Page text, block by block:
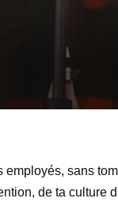
sans
de ta culture